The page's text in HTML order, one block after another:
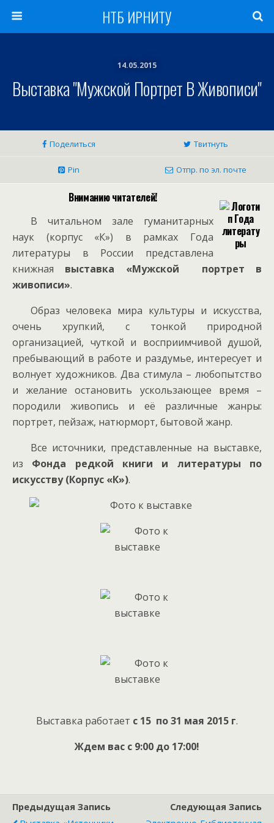
НТБ ИРНИТУ
14.05.2015
Выставка "Мужской Портрет В Живописи"
Поделиться Твитнуть
Pin Отпр. по эл. почте
Вниманию читателей!
В читальном зале гуманитарных
наук (корпус «К») в рамках Года
литературы в России представлена
книжная выставка «Мужской портрет в
живописи».
Образ человека мира культуры и искусства,
очень хрупкий, с тонкой природной
организацией, чуткой и восприимчивой душой,
пребывающий в работе и раздумье, интересует и
волнует художников. Два стимула – любопытство
и желание остановить ускользающее время –
породили живопись и её различные жанры:
портрет, пейзаж, натюрморт, бытовой жанр.
Все источники, представленные на выставке,
из Фонда редкой книги и литературы по
искусству (Корпус «К»).
Выставка работает с 15 по 31 мая 2015 г.
Ждем вас с 9:00 до 17:00!
Предыдущая Запись
Следующая Запись